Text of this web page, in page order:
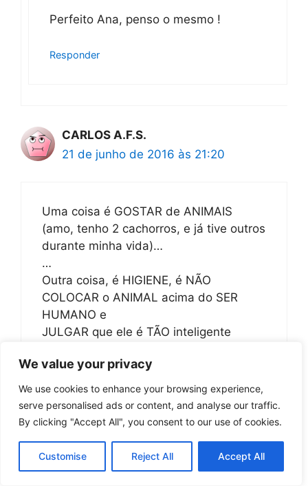
We value your privacy
We use cookies to enhance your browsing experience,
serve personalised ads or content, and analyse our traffic.
By clicking "Accept All", you consent to our use of cookies.
Customise Reject All Accept All
Perfeito Ana, penso o mesmo !
Responder
CARLOS A.F.S.
21 de junho de 2016 às 21:20
Uma coisa é GOSTAR de ANIMAIS
(amo, tenho 2 cachorros, e já tive outros
durante minha vida)…
…
Outra coisa, é HIGIENE, é NÃO
COLOCAR o ANIMAL acima do SER
HUMANO e
JULGAR que ele é TÃO inteligente
…
Neste vídeo mostra a COMPLETA
IGNORÂNCIA dos pais da criança e de
quem está filmando,
HIGIENE, a qualquer MOMENTO
se este BOXER morder ‘de brincadeira’ o